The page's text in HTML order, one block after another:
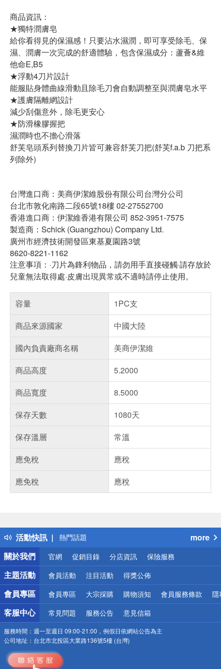
商品資訊：
★獨特潤膚皂
給你看得見的保濕感！只要沾水濕潤，即可享受除毛、保
濕、潤膚一次完成的舒適體驗，包含保濕成分：蘆薈&維
他命E,B5
★浮動4刀片設計
能服貼身體曲線滑動且除毛刀會自動調整至與潤膚皂水平
★護膚隔離網設計
減少刮傷意外，除毛更安心
★防滑橡膠握把
濕潤時也不擔心滑落
舒芙皂頭系列替換刀片皆可兼容舒芙刀把(舒芙f.a.b 刀把系
列除外)
台灣進口商：美商伊潔維股份有限公司台灣分公司
台北市敦化南路二段65號18樓 02-27552700
香港進口商：伊潔維香港有限公司 852-3951-7575
製造商：Schick (Guangzhou) Company Ltd.
廣州市經濟技術開發區東基夏園路3號
8620-8221-1162
注意事項：·刀片為鋒利物品，請勿用手直接碰觸·請存放於
兒童無法取得處·皮膚出現異常或不適時請停止使用。
容量
1PC支
商品來源國家
中國大陸
國內負責廠商名稱
美商伊潔維
商品高度
5.2000
商品寬度
8.5000
保存天數
1080天
保存溫層
常溫
應免稅
應稅
應免稅
應稅
活動快訊
得獎公告
熱門話題
銀行優惠
偏遠地區配送
詐騙網頁！請小心！
more
關於我們
官網 促銷目錄 分店資訊 保險服務
主題活動 會員活動 注目活動 得獎公佈
會員專區 會員專區 大宗採購 購物須知 會員服務條款 隱
客服中心 常見問題 服務公告 意見信箱
服務時間： 週一至週日 09:00-21:00，例假日依網站公告為主
公司地址： 台北市北投區大業路136號5樓 (台灣)